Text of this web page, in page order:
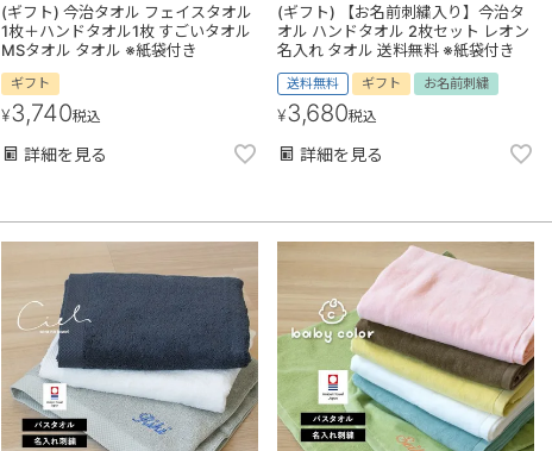
(ギフト) 今治タオル フェイスタオル
1枚＋ハンドタオル1枚 すごいタオル
MSタオル タオル ※紙袋付き
ギフト
¥3,740税込
詳細を見る
(ギフト) 【お名前刺繍入り】今治タ
オル ハンドタオル 2枚セット レオン
名入れ タオル 送料無料 ※紙袋付き
送料無料 ギフト お名前刺繍
¥3,680税込
詳細を見る